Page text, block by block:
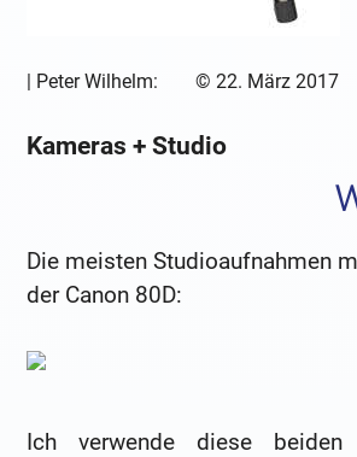
Peter Wilhelm: © 22. März 2017
Kameras + Studio
Die meisten Studioaufnahmen
der Canon 80D:
Ich verwende diese beiden